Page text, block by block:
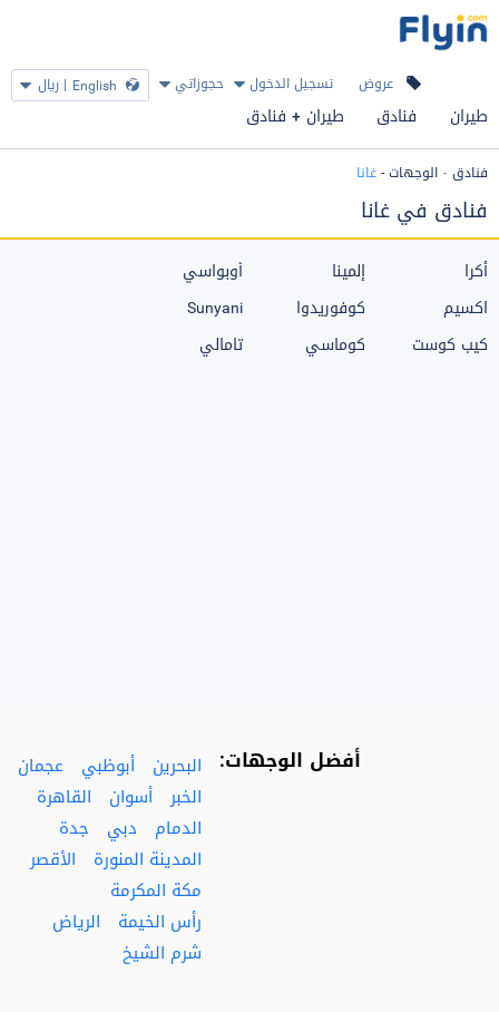
عروض تسجيل الدخول حجوزاتي English
| ريال
طيران فنادق طيران + فنادق
فنادق الوجهات-غانا
فنادق في غانا
أكرا
اكسيم
كيب كوست
إلمينا
كوفوريدوا
كوماسي
أوبواسي
Sunyani
تامالي
أفضل الوجهات: البحرين أبوظبي
عجمان
الخبر أسوان
القاهرة
الدمام
دبي
جدة
المدينة المنورة
الأقصر
مكة المكرمة
رأس الخيمة
الرياض
شرم الشيخ